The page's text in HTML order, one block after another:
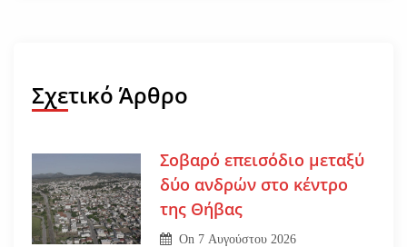
Σχετικό Άρθρο
Σοβαρό επεισόδιο μεταξύ
δύο ανδρών στο κέντρο
της Θήβας
On 7 Αυγούστου 2026